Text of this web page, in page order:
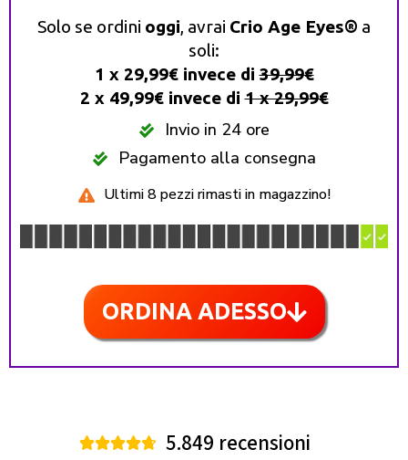
Solo se ordini oggi, avrai Crio Age Eyes®️ a
soli:
1 x 29,99€ invece di39,99€
2 x 49,99€ invece di1 x 29,99€
Invio in 24 ore
Pagamento alla consegna
Ultimi 8 pezzi rimasti in magazzino!
ORDINA ADESSO
 5.849 recensioni